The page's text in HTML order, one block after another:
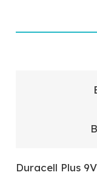
Duracell Plus